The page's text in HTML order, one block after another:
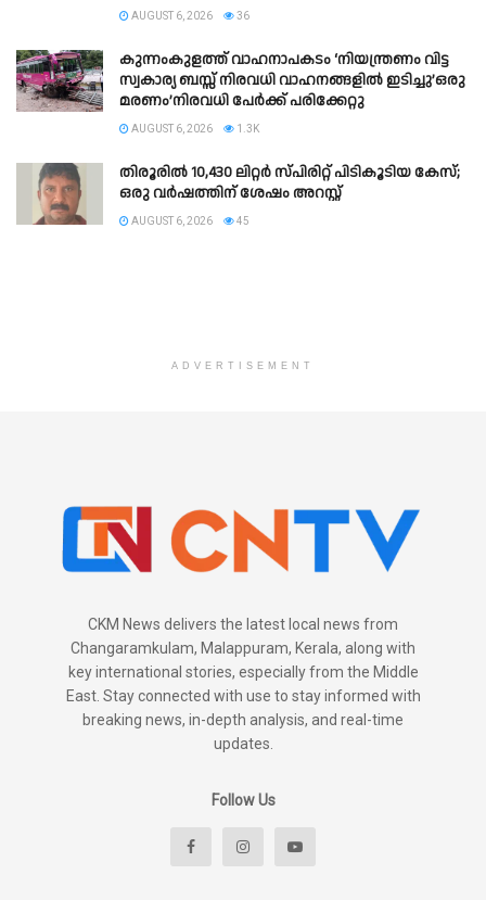
AUGUST 6, 2026 36
കുന്നംകുളത്ത് വാഹനാപകടം ‘നിയന്ത്രണം വിട്ട
സ്വകാര്യ ബസ്സ് നിരവധി വാഹനങ്ങളില്‍ ഇടിച്ചു’ഒരു
മരണം’നിരവധി പേര്‍ക്ക് പരിക്കേറ്റു
AUGUST 6, 2026 1.3K
തിരൂരില്‍ 10,430 ലിറ്റര്‍ സ്പിരിറ്റ് പിടികൂടിയ കേസ്;
ഒരു വർഷത്തിന് ശേഷം അറസ്റ്റ്
AUGUST 6, 2026 45
ADVERTISEMENT
CKM News delivers the latest local news from
Changaramkulam, Malappuram, Kerala, along with
key international stories, especially from the Middle
East. Stay connected with use to stay informed with
breaking news, in-depth analysis, and real-time
updates.
Follow Us